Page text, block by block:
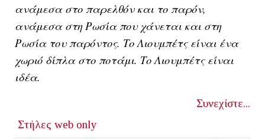
ανάμεσα στο παρελθόν και το παρόν,
ανάμεσα στη Ρωσία που χάνεται και στη
Ρωσία του παρόντος. Το Λιουμπέτς είναι ένα
χωριό δίπλα στο ποτάμι. Το Λιουμπέτς είναι
ιδέα.
Συνεχίστε...
Στήλες web only